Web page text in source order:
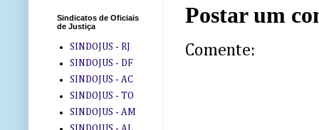
Postar um
Comente:
Sindicatos de Oficiais
de Justiça
SINDOJUS - RJ
SINDOJUS - DF
SINDOJUS - AC
SINDOJUS - TO
SINDOJUS - AM